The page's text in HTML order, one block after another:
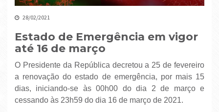
28/02/2021
Estado de Emergência em vigor
até 16 de março
O Presidente da República decretou a 25 de fevereiro
a renovação do estado de emergência, por mais 15
dias, iniciando-se às 00h00 do dia 2 de março e
cessando às 23h59 do dia 16 de março de 2021.